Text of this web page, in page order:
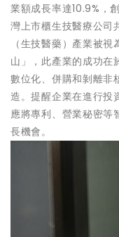
業額成長率達10.9%，
灣上市櫃生技醫療公司
（生技醫藥）產業被
山」，此產業的成功在
數位化、併購和剝離非
造。提醒企業在進行投
應將專利、營業秘密等
長機會。